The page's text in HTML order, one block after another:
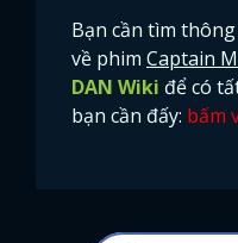
Bạn cần tìm
về phim Captain
DAN Wiki để có
bạn cần đấy: bấm